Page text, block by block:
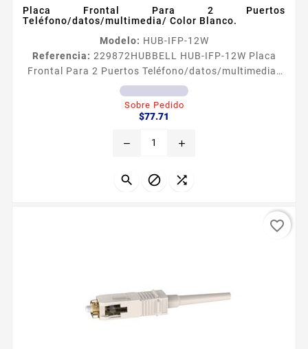
Placa Frontal Para 2 Puertos
Teléfono/datos/multimedia/ Color Blanco.
Modelo: HUB-IFP-12W
Referencia: 229872HUBBELL HUB-IFP-12W Placa
Frontal Para 2 Puertos Teléfono/datos/multimedia/
Color Blanco. Especificaciones PLACA FRONTAL P2
PUERTOS TELEFONODATOSMULTIMEDIA COLOR
BLANCO
Sobre Pedido
$77.71
remove add
  
favorite_border